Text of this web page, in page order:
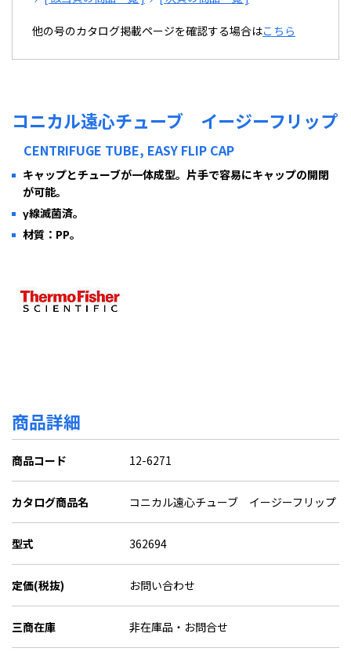
他の号のカタログ掲載ページを確認する場合はこちら
コニカル遠心チューブ イージーフリップ
CENTRIFUGE TUBE, EASY FLIP CAP
キャップとチューブが一体成型。片手で容易にキャップの開閉
が可能。
γ線滅菌済。
材質：PP。
商品詳細
商品コード 12-6271
カタログ商品名 コニカル遠心チューブ イージーフリップ
型式 362694
定価(税抜) お問い合わせ
三商在庫 非在庫品・お問合せ